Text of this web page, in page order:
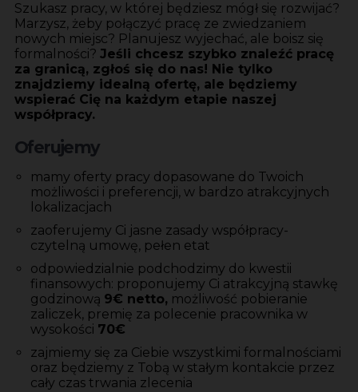
Szukasz pracy, w której będziesz mógł się rozwijać?
Marzysz, żeby połączyć pracę ze zwiedzaniem
nowych miejsc? Planujesz wyjechać, ale boisz się
formalności? Jeśli chcesz szybko znaleźć pracę
za granicą, zgłoś się do nas! Nie tylko
znajdziemy idealną ofertę, ale będziemy
wspierać Cię na każdym etapie naszej
współpracy.
Oferujemy
mamy oferty pracy dopasowane do Twoich
możliwości i preferencji, w bardzo atrakcyjnych
lokalizacjach
zaoferujemy Ci jasne zasady współpracy-
czytelną umowę, pełen etat
odpowiedzialnie podchodzimy do kwestii
finansowych: proponujemy Ci atrakcyjną stawkę
godzinową 9€ netto, możliwość pobieranie
zaliczek, premię za polecenie pracownika w
wysokości 70€
zajmiemy się za Ciebie wszystkimi formalnościami
oraz będziemy z Tobą w stałym kontakcie przez
cały czas trwania zlecenia